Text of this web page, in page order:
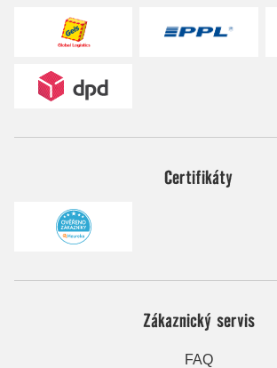
Certifikáty
Zákaznický servis
FAQ